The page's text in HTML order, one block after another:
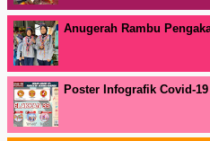
Anugerah Rambu
Poster Infografik Covid-19